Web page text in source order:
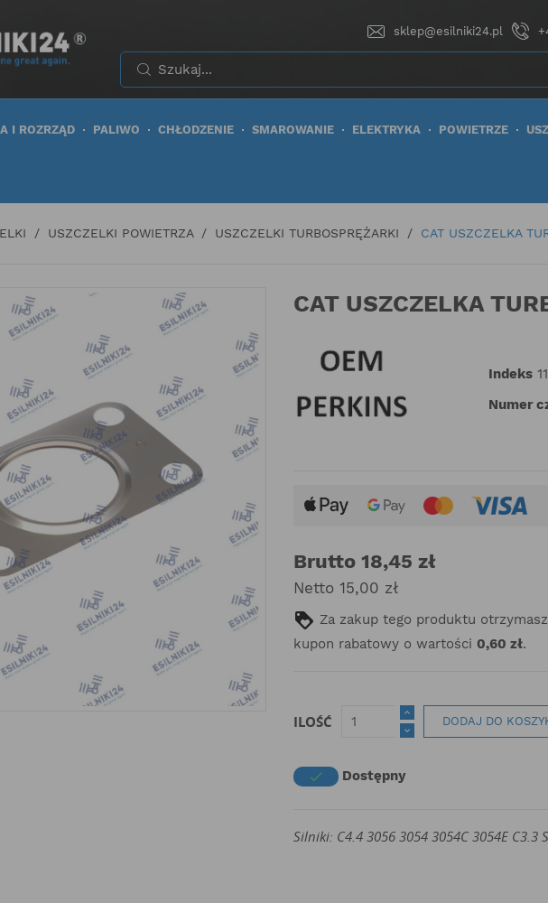
sklep@esilniki24.pl
I ROZRZĄD PALIWO CHŁODZENIE SMAROWANIE ELEKTRYKA POWIETRZE
USZCZELKI POWIETRZA USZCZELKI TURBOSPRĘŻARKI CAT USZCZELKA
CAT USZCZELKA
Indeks
Numer
Brutto 18,45 zł
Netto 15,00 zł
Za zakup tego produktu otrzymasz
kupon rabatowy o wartości 0,60 zł.
ILOŚĆ DODAJ DO
 Dostępny
Silniki: C4.4 3056 3054 3054C 3054E C3.3